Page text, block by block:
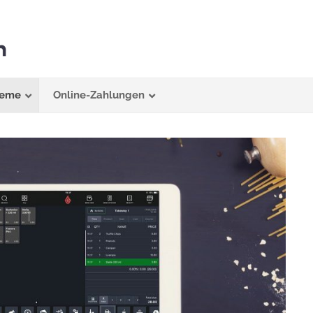
Online-Zahlungen